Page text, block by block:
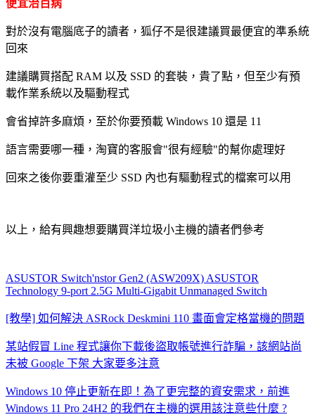
便宜治百病
對於沒有電腦底子的讀者，狐仔不是很建議買最便宜的準系統
回來
建議購買搭配 RAM 以及 SSD 的套裝，貴了點，但至少有預
載作業系統以及驅動程式
會省掉許多麻煩，至於你要預載 Windows 10 還是 11
語言需要哪一種，淘寶的客服會"很有經驗"的幫你處理好
回來之後你要重灌至少 SSD 內也有驅動程式的檔案可以用
以上，給有興趣想要購買洋垃圾小主機的讀者們參考
ASUSTOR Switch'nstor Gen2 (ASW209X) ASUSTOR
Technology 9-port 2.5G Multi-Gigabit Unmanaged Switch
[教學] 如何解決 ASRock Deskmini 110 畫面會定格當機的問題
某站假冒 Line 程式讓你下載後盜取帳號進行詐騙，該網站尚
未被 Google 下架 大家要多注意
Windows 10 停止更新在即！為了更完整的資安需求，前進
Windows 11 Pro 24H2 的我們在主機的選用該注意些什麼 ?